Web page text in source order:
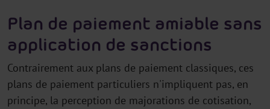
Plan de paiement amiable sans
application de sanctions
Contrairement aux plans de paiement classiques, ces
plans de paiement particuliers n'impliquent pas, en
principe, la perception de majorations de cotisation,